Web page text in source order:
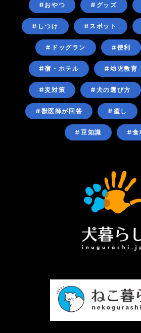
#おやつ #グッズ
#しつけ #スポット
#ドッグラン #便利
#宿・ホテル #幼児教育
#災対策 #犬の選び方
#獣医師が回答 #癒し
#豆知識 #食